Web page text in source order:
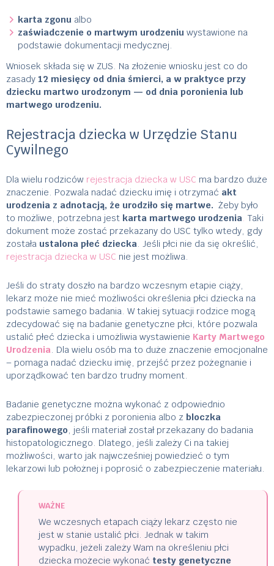
karta zgonu albo
zaświadczenie o martwym urodzeniu wystawione na
podstawie dokumentacji medycznej.
Wniosek składa się w ZUS. Na złożenie wniosku jest co do
zasady 12 miesięcy od dnia śmierci, a w praktyce przy
dziecku martwo urodzonym — od dnia poronienia lub
martwego urodzeniu.
Rejestracja dziecka w Urzędzie Stanu
Cywilnego
Dla wielu rodziców rejestracja dziecka w USC ma bardzo duże
znaczenie. Pozwala nadać dziecku imię i otrzymać akt
urodzenia z adnotacją, że urodziło się martwe. Żeby było
to możliwe, potrzebna jest karta martwego urodzenia. Taki
dokument może zostać przekazany do USC tylko wtedy, gdy
została ustalona płeć dziecka. Jeśli płci nie da się określić,
rejestracja dziecka w USC nie jest możliwa.
Jeśli do straty doszło na bardzo wczesnym etapie ciąży,
lekarz może nie mieć możliwości określenia płci dziecka na
podstawie samego badania. W takiej sytuacji rodzice mogą
zdecydować się na badanie genetyczne płci, które pozwala
ustalić płeć dziecka i umożliwia wystawienie Karty Martwego
Urodzenia. Dla wielu osób ma to duże znaczenie emocjonalne
– pomaga nadać dziecku imię, przejść przez pożegnanie i
uporządkować ten bardzo trudny moment.
Badanie genetyczne można wykonać z odpowiednio
zabezpieczonej próbki z poronienia albo z bloczka
parafinowego , jeśli materiał został przekazany do badania
histopatologicznego. Dlatego, jeśli zależy Ci na takiej
możliwości, warto jak najwcześniej powiedzieć o tym
lekarzowi lub położnej i poprosić o zabezpieczenie materiału.
WAŻNE
We wczesnych etapach ciąży lekarz często nie
jest w stanie ustalić płci. Jednak w takim
wypadku, jeżeli zależy Wam na określeniu płci
dziecka możecie wykonać testy genetyczne